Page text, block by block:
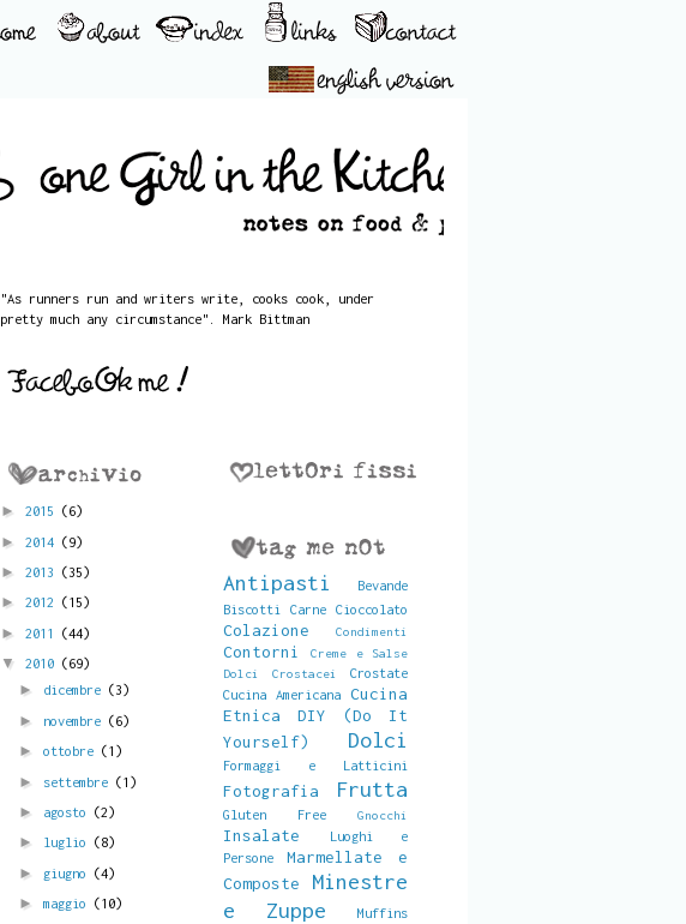
"As runners run and writers write, cooks cook, under
pretty much any circumstance". Mark Bittman
► 2015 (6)
► 2014 (9)
► 2013 (35)
► 2012 (15)
► 2011 (44)
▼ 2010 (69)
► dicembre (3)
► novembre (6)
► ottobre (1)
► settembre (1)
► agosto (2)
► luglio (8)
► giugno (4)
► maggio (10)
Antipasti
Bevande
Biscotti
Carne Cioccolato
Colazione Condimenti
Contorni
Creme e Salse
Dolci
Crostacei
Crostate
Cucina Americana
Cucina
Etnica
DIY (Do It
Yourself)
Dolci
Formaggi e Latticini
Fotografia Frutta
Gluten Free Gnocchi
Insalate
Luoghi e
Persone
Marmellate e
Composte
Minestre
e Zuppe
Muffins